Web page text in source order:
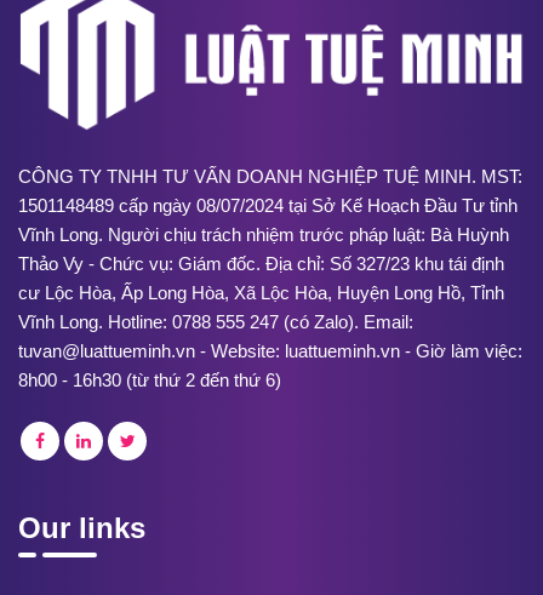
CÔNG TY TNHH TƯ VẤN DOANH NGHIỆP TUỆ MINH. MST:
1501148489 cấp ngày 08/07/2024 tại Sở Kế Hoạch Đầu Tư tỉnh
Vĩnh Long. Người chịu trách nhiệm trước pháp luật: Bà Huỳnh
Thảo Vy - Chức vụ: Giám đốc. Địa chỉ: Số 327/23 khu tái định
cư Lộc Hòa, Ấp Long Hòa, Xã Lộc Hòa, Huyện Long Hồ, Tỉnh
Vĩnh Long. Hotline: 0788 555 247 (có Zalo). Email:
tuvan@luattueminh.vn - Website: luattueminh.vn - Giờ làm việc:
8h00 - 16h30 (từ thứ 2 đến thứ 6)
Our links